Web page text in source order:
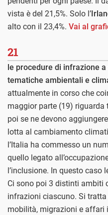
vista è del 21,5%. Solo l’
alto con il 23,4%. Vai al
21
le procedure di infrazione
tematiche ambientali e
attualmente in corso che
maggior parte (19)
poi se ne devono
lotta al cambiamento
l’Italia ha commesso un
quello legato
l’inclusione. In questo caso
Ci sono poi 3 distinti ambiti
infrazioni ciascuno. Si
mobilità, migrazioni e affari